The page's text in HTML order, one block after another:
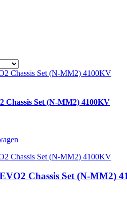
Chassis Set (N-MM2) 4100KV
Chassis Set (N-MM2)